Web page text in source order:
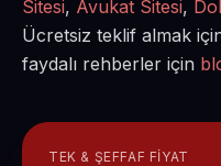
Sitesi, Avukat Sitesi,
Ücretsiz teklif almak
faydalı rehberler için
TEK & ŞEFFAF FIYAT